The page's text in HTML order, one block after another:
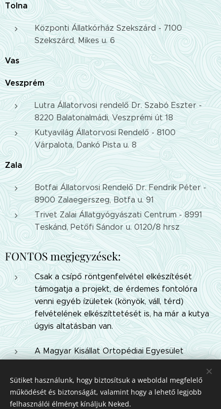
Tolna
Központi Állatkórház Szekszárd - 7100
Szekszárd, Mikes u. 6
Vas
Veszprém
Lutra Állatorvosi rendelő Dr. Szabó Eszter -
8220 Balatonalmádi, Veszprémi út 18
Kutyavilág Állatorvosi Rendelő - 8100
Várpalota, Dankó Pista u. 8
Zala
Botfai Állatorvosi Rendelő Dr. Fendrik Péter -
8900 Zalaegerszeg, Botfa u. 91
Trivet Zalai Állatgyógyászati Centrum - 8991
Teskánd, Petőfi Sándor u. 0120/8 hrsz
FONTOS megjegyzések:
Csak a csípő röntgenfelvétel elkészítését
támogatja a projekt, de érdemes fontolóra
venni egyéb ízületek (könyök, váll, térd)
felvételének elkészíttetését is, ha már a kutya
úgyis altatásban van.
A Magyar Kisállat Ortopédiai Egyesület
része a támogatásnak.
Sütiket használunk, hogy biztosítsuk a weboldal megfelelő
működését és biztonságát, valamint hogy a lehető legjobb
felhasználói élményt kínáljuk Neked.